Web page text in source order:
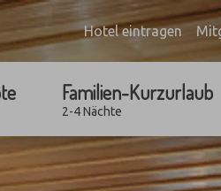
Hotel eintragen
Familien-Kurzurlaub
2-4 Nächte